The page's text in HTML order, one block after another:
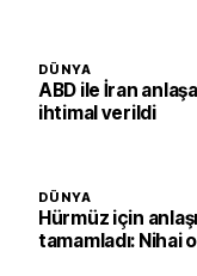
DÜNYA
ABD ile İran
ihtimal verildi
DÜNYA
Hürmüz için
tamamladı: Nihai